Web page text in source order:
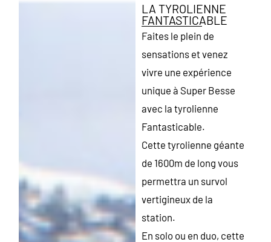
LA TYROLIENNE
FANTASTICABLE
Faites le plein de
sensations et venez
vivre une expérience
unique à Super Besse
avec la tyrolienne
Fantasticable.
Cette tyrolienne géante
de 1600m de long vous
permettra un survol
vertigineux de la
station.
En solo ou en duo, cette